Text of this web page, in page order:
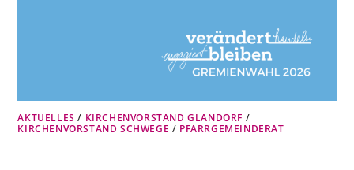
AKTUELLES / KIRCHENVORSTAND GLANDORF /
KIRCHENVORSTAND SCHWEGE / PFARRGEMEINDERAT